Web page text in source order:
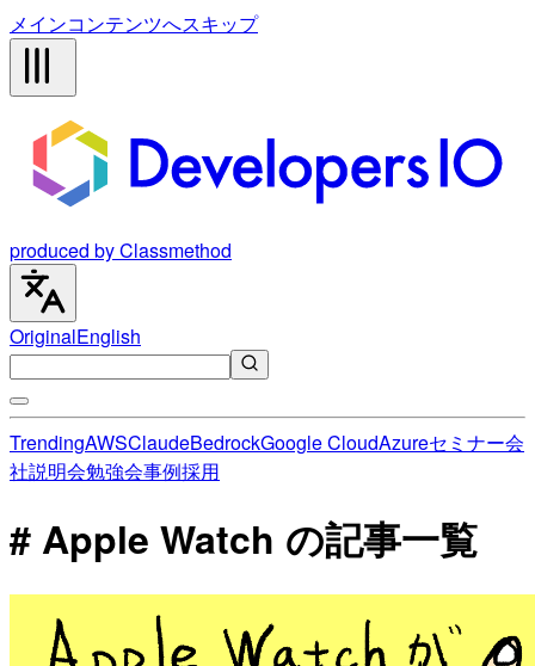
メインコンテンツへスキップ
produced by Classmethod
OriginalEnglish
TrendingAWSClaudeBedrockGoogle CloudAzureセミナー会
社説明会勉強会事例採用
# Apple Watch の記事一覧